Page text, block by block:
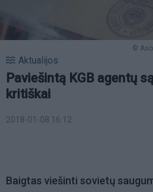
©
Aktualijos
Paviešintą KGB agentų
kritiškai
2018-01-08 16:12
Baigtas viešinti sovietų